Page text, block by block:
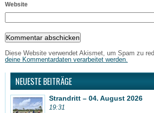
Website
Diese Website verwendet Akismet, um Spam zu
deine Kommentardaten verarbeitet werden.
NEUESTE BEITRÄGE
Strandritt – 04. August 2026
19:31